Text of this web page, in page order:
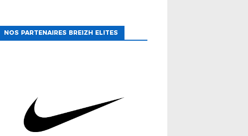
NOS PARTENAIRES BREIZH ELITES